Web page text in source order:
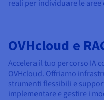
reali per individuare le
OVHcloud e
Accelera il tuo percorso IA
OVHcloud. Offriamo
strumenti flessibili e
implementare e gestire i